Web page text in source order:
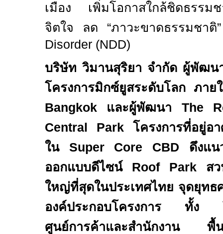
เมือง เพิ่มโอกาสใกล้ชิดธรร
จิตใจ ลด “ภาวะขาดธรรมชา
Disorder (NDD)
บริษัท วิมานสุริยา จำกัด ผู้พัฒน
โครงการมิกซ์ยูสระดับโลก ภาย
Bangkok และผู้พัฒนา The
Central Park โครงการที่อยู่อ
ใน Super Core CBD
ดึงแ
ออกแบบดีไซน์ Roof Park สว
ใหญ่ที่สุดในประเทศไทย จุดยุท
องค์ประกอบโครงการ ทั้ง
ศูนย์การค้าและสำนักงาน พื้น